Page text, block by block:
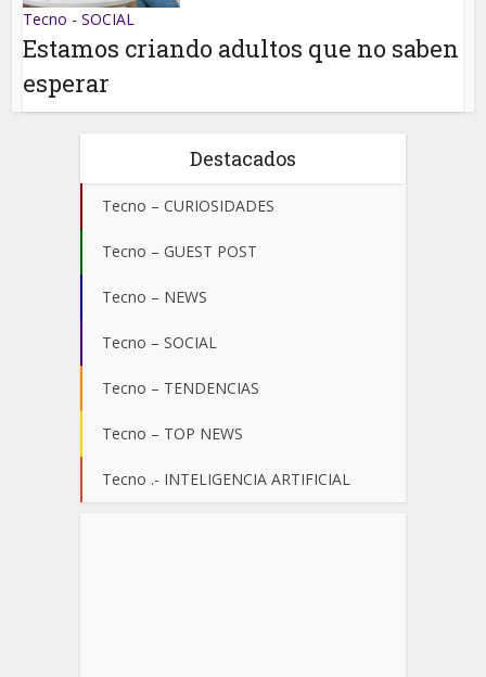
Tecno - SOCIAL
Estamos criando adultos que no saben
esperar
Destacados
Tecno – CURIOSIDADES
Tecno – GUEST POST
Tecno – NEWS
Tecno – SOCIAL
Tecno – TENDENCIAS
Tecno – TOP NEWS
Tecno .- INTELIGENCIA ARTIFICIAL